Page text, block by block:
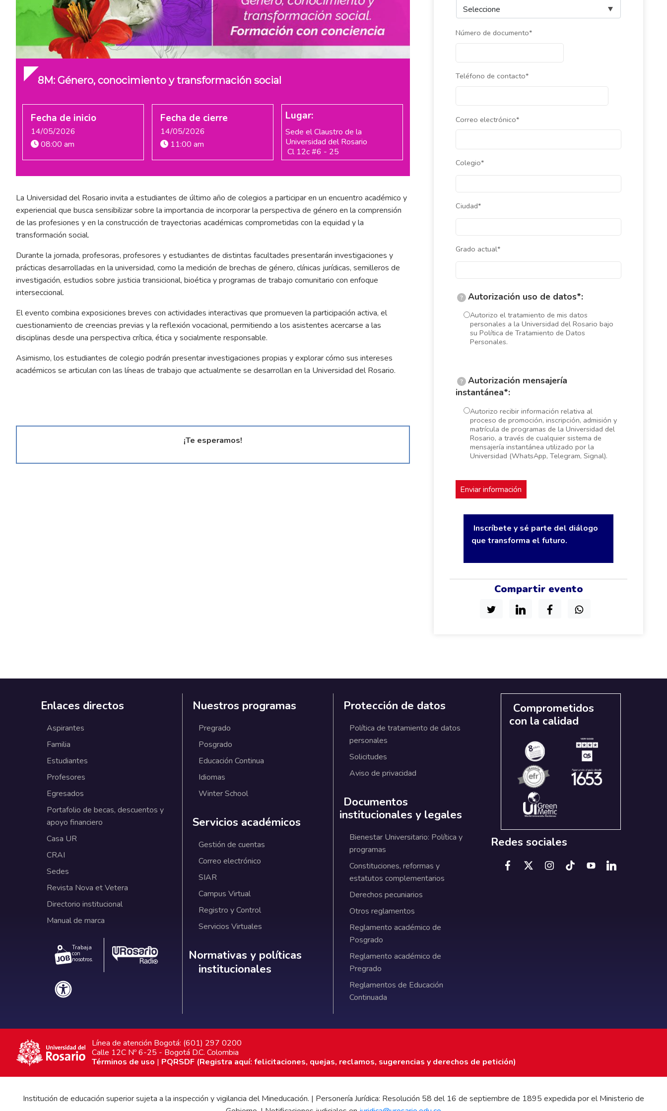
Número de documento*
Teléfono de contacto*
Correo electrónico*
Colegio*
Ciudad*
Grado actual*
? Autorización uso de datos*:
Autorizo el tratamiento de mis datos
personales a la Universidad del Rosario bajo
su Política de Tratamiento de Datos
Personales.
?
Autorización mensajería
instantánea*:
Autorizo recibir información relativa al
proceso de promoción, inscripción, admisión y
matrícula de programas de la Universidad del
Rosario, a través de cualquier sistema de
mensajería instantánea utilizado por la
Universidad (WhatsApp, Telegram, Signal).
Inscríbete y sé parte del diálogo
que transforma el futuro.
Compartir evento
8M: Género, conocimiento y transformación social
Fecha de inicio
14/05/2026
08:00 am
Fecha de cierre
14/05/2026
11:00 am
Lugar:
Sede el Claustro de la
Universidad del Rosario
Cl 12c #6 - 25
La Universidad del Rosario invita a estudiantes de último año de colegios a participar en un encuentro académico y
experiencial que busca sensibilizar sobre la importancia de incorporar la perspectiva de género en la comprensión
de las profesiones y en la construcción de trayectorias académicas comprometidas con la equidad y la
transformación social.
Durante la jornada, profesoras, profesores y estudiantes de distintas facultades presentarán investigaciones y
prácticas desarrolladas en la universidad, como la medición de brechas de género, clínicas jurídicas, semilleros de
investigación, estudios sobre justicia transicional, bioética y programas de trabajo comunitario con enfoque
interseccional.
El evento combina exposiciones breves con actividades interactivas que promueven la participación activa, el
cuestionamiento de creencias previas y la reflexión vocacional, permitiendo a los asistentes acercarse a las
disciplinas desde una perspectiva crítica, ética y socialmente responsable.
Asimismo, los estudiantes de colegio podrán presentar investigaciones propias y explorar cómo sus intereses
académicos se articulan con las líneas de trabajo que actualmente se desarrollan en la Universidad del Rosario.
¡Te esperamos!
Enlaces directos
Aspirantes
Familia
Estudiantes
Profesores
Egresados
Portafolio de becas, descuentos y
apoyo financiero
Casa UR
CRAI
Sedes
Revista Nova et Vetera
Directorio institucional
Manual de marca
Trabaja
con
nosotros.
Nuestros programas
Pregrado
Posgrado
Educación Continua
Idiomas
Winter School
Servicios académicos
Gestión de cuentas
Correo electrónico
SIAR
Campus Virtual
Registro y Control
Servicios Virtuales
Normativas y políticas institucionales
Normativas y políticas
institucionales
Protección de datos
Política de tratamiento de datos
personales
Solicitudes
Aviso de privacidad
Documentos
institucionales y legales
Bienestar Universitario: Política y
programas
Constituciones, reformas y
estatutos complementarios
Derechos pecuniarios
Otros reglamentos
Reglamento académico de
Posgrado
Reglamento académico de
Pregrado
Reglamentos de Educación
Continuada
Comprometidos
con la calidad
Redes sociales
Línea de atención Bogotá: (601) 297 0200
Calle 12C Nº 6-25 - Bogotá D.C. Colombia
Términos de uso | PQRSDF (Registra aquí: felicitaciones, quejas, reclamos, sugerencias y derechos de petición)
Institución de educación superior sujeta a la inspección y vigilancia del Mineducación. | Personería Jurídica: Resolución 58 del 16 de septiembre de 1895 expedida por el Ministerio de